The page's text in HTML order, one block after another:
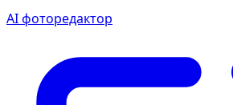
AI фоторедактор